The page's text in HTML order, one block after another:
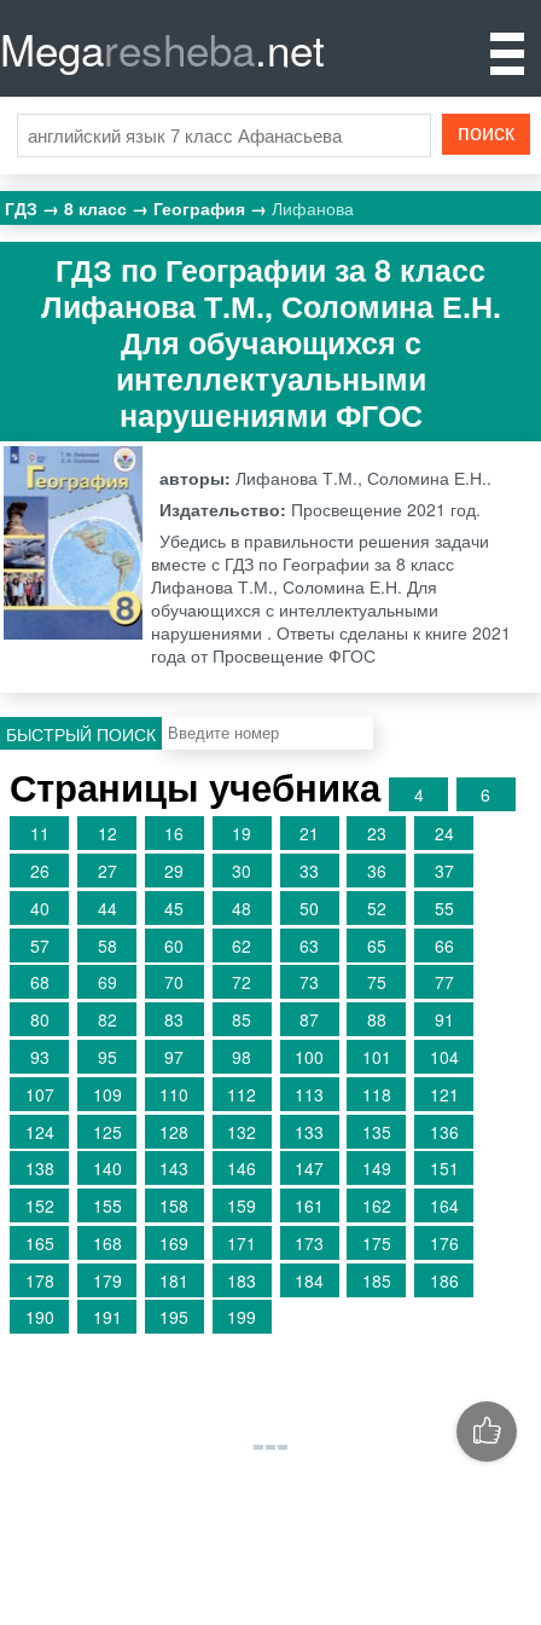
Megaresheba.net
ГДЗ 8 класс География Лифанова
ГДЗ по Географии за 8 класс
Лифанова Т.М., Соломина Е.Н.
Для обучающихся с
интеллектуальными
нарушениями ФГОС
авторы:Лифанова Т.М., Соломина Е.Н..
Издательство: Просвещение 2021 год.
Убедись в правильности решения задачи
вместе с ГДЗ по Географии за 8 класс
Лифанова Т.М., Соломина Е.Н. Для
обучающихся с интеллектуальными
нарушениями . Ответы сделаны к книге 2021
года от Просвещение ФГОС
БЫСТРЫЙ ПОИСК
Страницы учебника 4
6
11
12 16 19 21 23
24
26
27 29 30 33 36
37
40
44 45 48 50 52
55
57
58 60 62 63 65
66
68
69 70 72 73 75
77
80
82 83 85 87 88
91
93
95 97 98 100 101
104
107
109 110 112 113 118
121
124
125 128 132 133 135
136
138
140 143 146 147 149
151
152
155 158 159 161 162
164
165
168 169 171 173 175
176
178
179 181 183 184 185
186
190
191 195 199